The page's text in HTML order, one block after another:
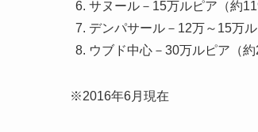
サヌール－15万ルピア（約
デンパサール－12万～15万
ウブド中心－30万ルピア（約
※2016年6月現在